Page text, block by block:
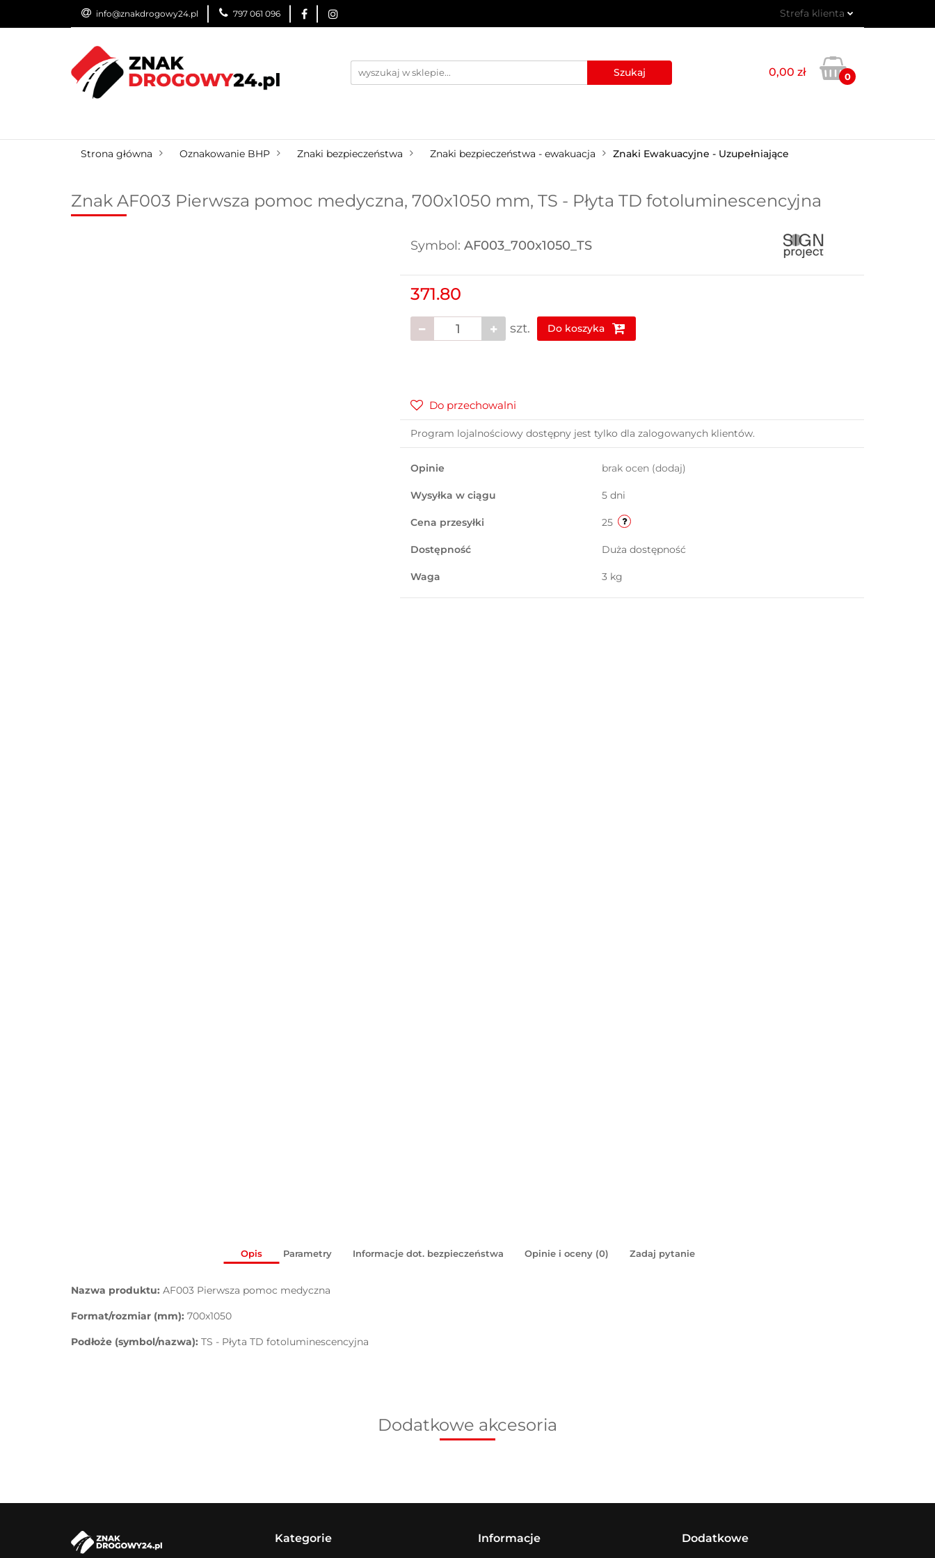
info@znakdrogowy24.pl 797 061 096 Strefa klienta
Zarejestruj się
Dodaj zgłoszenie
0,00 zł 0
ZNAKI DROGOWE URZĄDZENIA BRD
Strona główna Oznakowanie BHP Znaki bezpieczeństwa Znaki bezpieczeństwa - ewakuacja Znaki Ewakuacyjne - Uzupełniające
Znak AF003 Pierwsza pomoc medyczna, 700x1050 mm, TS - Płyta TD fotoluminescencyjna
Symbol: AF003_700x1050_TS
371.80
szt. Do koszyka
Do przechowalni
Program lojalnościowy dostępny jest tylko dla zalogowanych klientów.
Opinie brak ocen (dodaj)
Wysyłka w ciągu 5 dni
Cena przesyłki 25
Dostępność Duża dostępność
Waga 3 kg
Opis Parametry Informacje dot. bezpieczeństwa Opinie i oceny (0) Zadaj pytanie
Nazwa produktu: AF003 Pierwsza pomoc medyczna
Format/rozmiar (mm): 700x1050
Podłoże (symbol/nazwa): TS - Płyta TD fotoluminescencyjna
Dodatkowe akcesoria
Kategorie Informacje Dodatkowe